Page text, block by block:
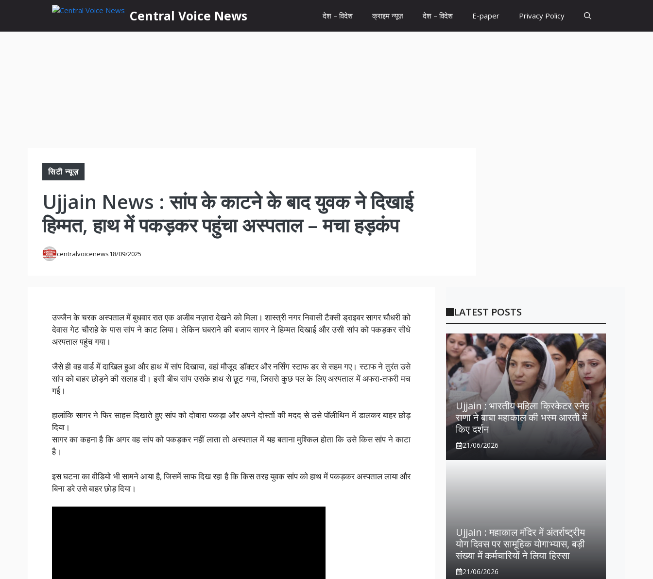
content
Central Voice News देश – विदेश क्राइम न्यूज़ देश – विदेश E-paper Privacy Policy
सिटी न्यूज़
Ujjain News : सांप के काटने के बाद युवक ने दिखाई
हिम्मत, हाथ में पकड़कर पहुंचा अस्पताल – मचा हड़कंप
centralvoicenews18/09/2025
उज्जैन के चरक अस्पताल में बुधवार रात एक अजीब नज़ारा देखने को मिला। शास्त्री नगर निवासी टैक्सी ड्राइवर सागर चौधरी को
देवास गेट चौराहे के पास सांप ने काट लिया। लेकिन घबराने की बजाय सागर ने हिम्मत दिखाई और उसी सांप को पकड़कर सीधे
अस्पताल पहुंच गया।
जैसे ही वह वार्ड में दाखिल हुआ और हाथ में सांप दिखाया, वहां मौजूद डॉक्टर और नर्सिंग स्टाफ डर से सहम गए। स्टाफ ने तुरंत उसे
सांप को बाहर छोड़ने की सलाह दी। इसी बीच सांप उसके हाथ से छूट गया, जिससे कुछ पल के लिए अस्पताल में अफरा-तफरी मच
गई।
हालांकि सागर ने फिर साहस दिखाते हुए सांप को दोबारा पकड़ा और अपने दोस्तों की मदद से उसे पॉलीथिन में डालकर बाहर छोड़
दिया।
सागर का कहना है कि अगर वह सांप को पकड़कर नहीं लाता तो अस्पताल में यह बताना मुश्किल होता कि उसे किस सांप ने काटा
है।
इस घटना का वीडियो भी सामने आया है, जिसमें साफ दिख रहा है कि किस तरह युवक सांप को हाथ में पकड़कर अस्पताल लाया और
बिना डरे उसे बाहर छोड़ दिया।
LATEST POSTS
Ujjain : भारतीय महिला क्रिकेटर स्नेह
राणा ने बाबा महाकाल की भस्म आरती में
किए दर्शन
21/06/2026
Ujjain : महाकाल मंदिर में अंतर्राष्ट्रीय
योग दिवस पर सामूहिक योगाभ्यास, बड़ी
संख्या में कर्मचारियों ने लिया हिस्सा
21/06/2026